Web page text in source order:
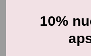
10%